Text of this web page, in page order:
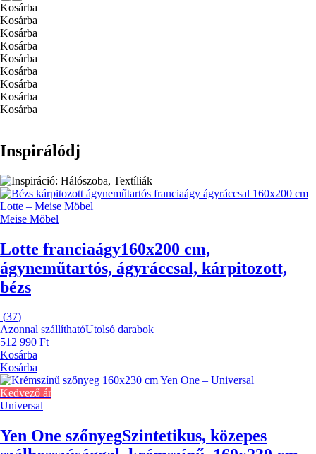
Kosárba
Kosárba
Kosárba
Kosárba
Kosárba
Kosárba
Kosárba
Kosárba
Kosárba
Inspirálódj
Meise Möbel
Lotte franciaágy160x200 cm,
ágyneműtartós, ágyráccsal, kárpitozott,
bézs
(37)
Azonnal szállíthatóUtolsó darabok
512 990 Ft
Kosárba
Kosárba
Kedvező ár
Universal
Yen One szőnyegSzintetikus, közepes